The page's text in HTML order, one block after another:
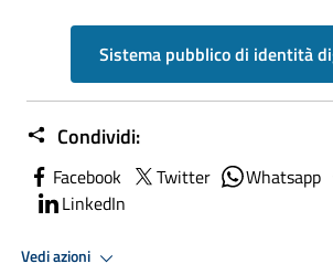
Sistema pubblico di identità
Condividi:
Facebook Twitter Whatsapp
LinkedIn
Vedi azioni